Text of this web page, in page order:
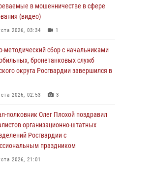
в мошенничестве в сфере
(видео)
2026, 03:34 1
методический сбор с начальниками
бронетанковых служб
округа Росгвардии завершился в
2026, 02:53 3
полковник Олег Плохой поздравил
организационно-штатных
Росгвардии с
праздником
2026, 21:01